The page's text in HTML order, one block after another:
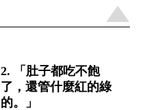
2. 「肚子都吃不飽
了，還管什麼紅的綠
的。」